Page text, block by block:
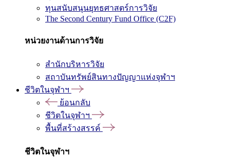
ทุนสนับสนุนยุทธศาสตร์การวิจัย
The Second Century Fund Office (C2F)
หน่วยงานด้านการวิจัย
สำนักบริหารวิจัย
สถาบันทรัพย์สินทางปัญญาแห่งจุฬาฯ
ชีวิตในจุฬาฯ
ย้อนกลับ
ชีวิตในจุฬาฯ
พื้นที่สร้างสรรค์
ชีวิตในจุฬาฯ